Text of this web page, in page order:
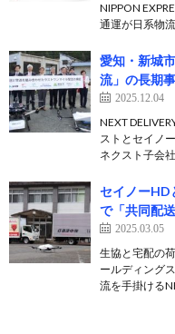
NIPPON
通運が日系物
愛知・新城
流」の長期
2025.12.04
NEXT
ストとセイノ
ネクスト子会
セイノーHD
で「共同配
2025.03.05
生協と宅配の
ールディング
流を手掛ける